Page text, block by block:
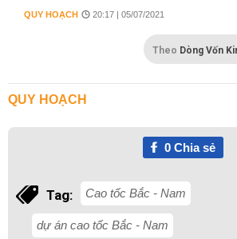
QUY HOẠCH 20:17 | 05/07/2021
Theo Dòng Vốn
QUY HOẠCH
0Chia sẻ
Tag: Cao tốc Bắc - Nam
dự án cao tốc Bắc - Nam